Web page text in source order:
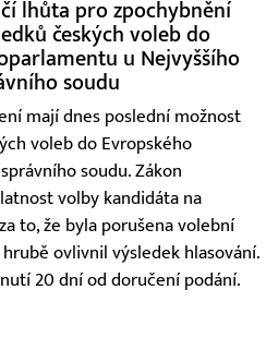
lhůta pro zpochybnění
českých voleb do
u Nejvyššího
soudu
mají dnes poslední možnost
voleb do Evropského
soudu. Zákon
volby kandidáta na
to, že byla porušena volební
ovlivnil výsledek hlasování.
20 dní od doručení podání.